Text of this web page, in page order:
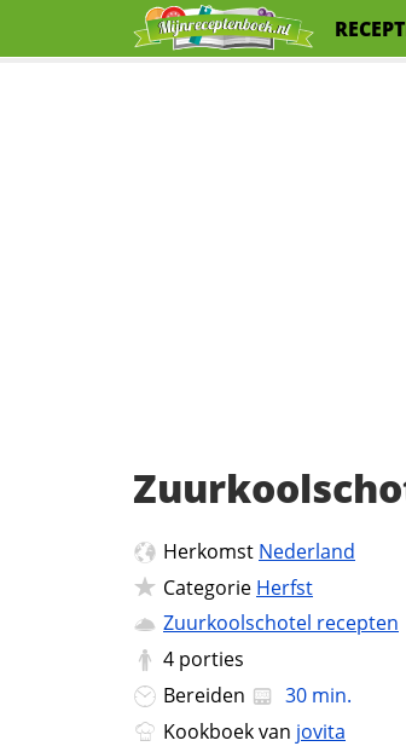
Herkomst Nederland
Categorie Herfst
Zuurkoolschotel recepten
4 porties
Bereiden
30 min.
Kookboek van jovita